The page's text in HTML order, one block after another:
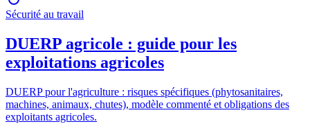
Sécurité au travail
DUERP agricole : guide pour les
exploitations agricoles
DUERP pour l'agriculture : risques spécifiques (phytosanitaires,
machines, animaux, chutes), modèle commenté et obligations des
exploitants agricoles.